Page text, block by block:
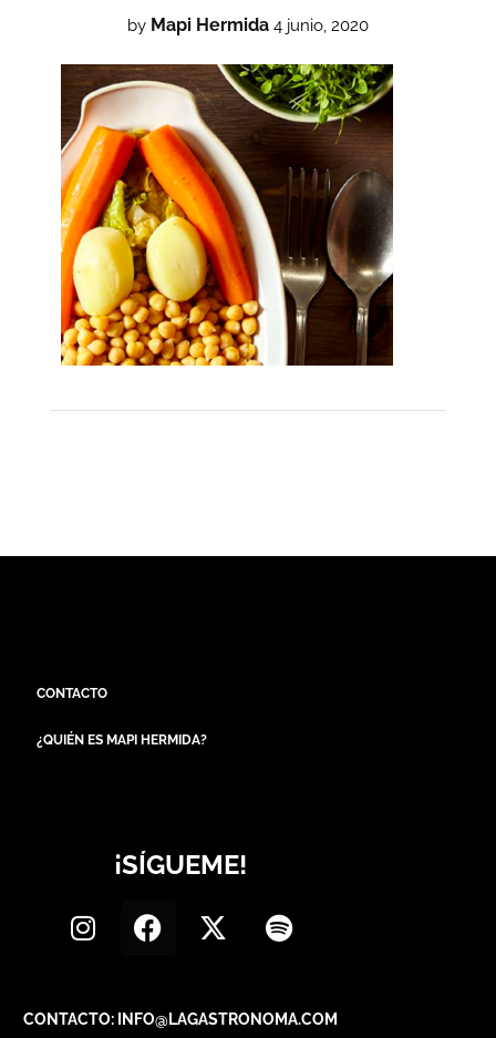
by Mapi Hermida 4 junio, 2020
CONTACTO
¿QUIÉN ES MAPI HERMIDA?
¡SÍGUEME!
CONTACTO: INFO@LAGASTRONOMA.COM